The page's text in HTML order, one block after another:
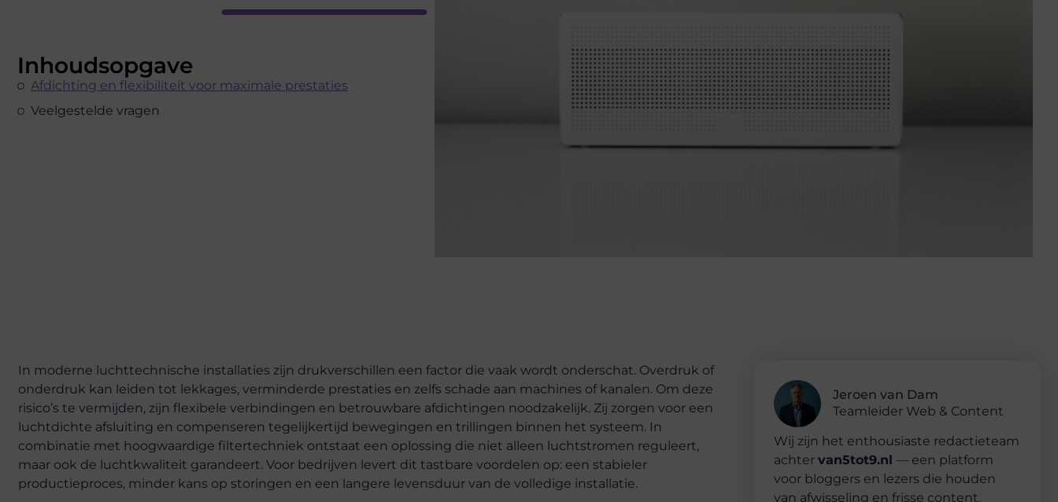
Inhoudsopgave
Afdichting en flexibiliteit voor maximale prestaties
Veelgestelde vragen
In moderne luchttechnische installaties zijn drukverschillen een factor die vaak wordt onderschat. Overdruk of
onderdruk kan leiden tot lekkages, verminderde prestaties en zelfs schade aan machines of kanalen. Om deze
risico’s te vermijden, zijn flexibele verbindingen en betrouwbare afdichtingen noodzakelijk. Zij zorgen voor een
luchtdichte afsluiting en compenseren tegelijkertijd bewegingen en trillingen binnen het systeem. In
combinatie met hoogwaardige filtertechniek ontstaat een oplossing die niet alleen luchtstromen reguleert,
maar ook de luchtkwaliteit garandeert. Voor bedrijven levert dit tastbare voordelen op: een stabieler
productieproces, minder kans op storingen en een langere levensduur van de volledige installatie.
Jeroen van Dam
Teamleider Web & Content
Wij zijn het enthousiaste redactieteam
achter van5tot9.nl — een platform
voor bloggers en lezers die houden
van afwisseling en frisse content.